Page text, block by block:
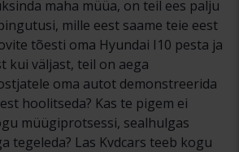
maha müüa, on teil ees palju
mille eest saame teie eest
tõesti oma Hyundai I10 pesta ja
kui väljast, teil on aega
oma autot demonstreerida
hoolitseda? Kas te pigem ei
müügiprotsessi, sealhulgas
tegeleda? Las Kvdcars teeb kogu